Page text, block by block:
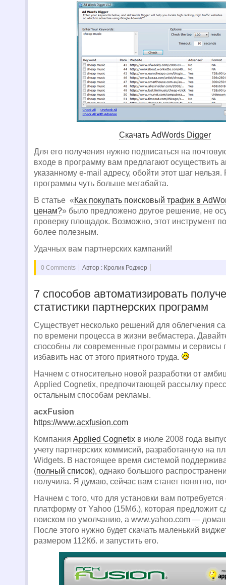
Скачать AdWords Digger
Для его получения нужно подписаться на
входе в программу вам предлагают осуществить
указанному e-mail адресу, обойти этот шаг нельзя.
программы чуть больше мегабайта.
В статье «Как покупать поисковый трафик в
ценам?» было предложено другое решение, не
проверку площадок. Возможно, этот инструмент
более полезным.
Удачных вам партнерских кампаний!
0 Comments Автор : Кролик Роджер
7 способов автоматизировать
статистики партнерских программ
Существует несколько решений для облегчения
по времени процесса в жизни вебмастера.
способны ли современные программы и сервисы
избавить нас от этого приятного труда.
Начнем с относительно новой разработки от
Applied Cognetix, предпочитающей рассылку
остальным способам рекламы.
acxFusion
https://www.acxfusion.com
Компания Applied Cognetix в июле 2008 года
учету партнерских коммисий, разработанную на
Widgets. В настоящее время системой
(полный список), однако большого
получила. Я думаю, сейчас вам станет понятно,
Начнем с того, что для установки вам потребуется
платформу от Yahoo (15Мб.), которая предложит
поиском по умолчанию, а www.yahoo.com —
После этого нужно будет скачать маленький
размером 112Кб. и запустить его.